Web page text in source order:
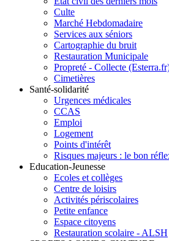
Culte
Marché Hebdomadaire
Services aux séniors
Cartographie du bruit
Restauration Municipale
Propreté - Collecte
Cimetières
Santé-solidarité
Urgences médicales
CCAS
Emploi
Logement
Points d'intérêt
Risques majeurs : le bon
Education-Jeunesse
Ecoles et collèges
Centre de loisirs
Activités périscolaires
Petite enfance
Espace citoyens
Restauration scolaire - ALSH